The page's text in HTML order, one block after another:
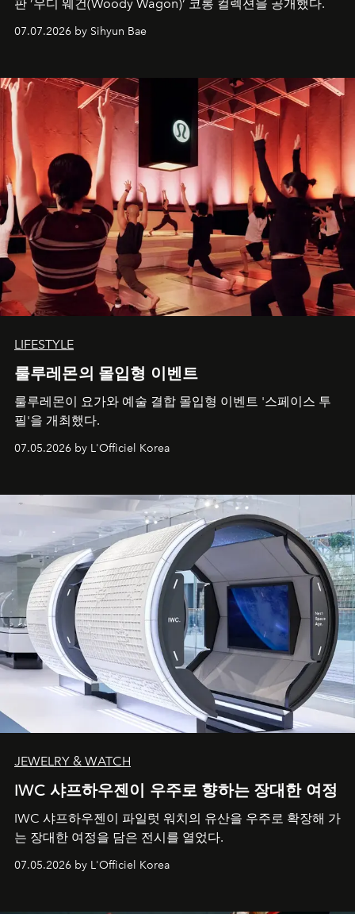
판 ’우디 웨건(Woody Wagon)‘ 코롱 컬렉션을 공개했다.
07.07.2026 by Sihyun Bae
LIFESTYLE
룰루레몬의 몰입형 이벤트
룰루레몬이 요가와 예술 결합 몰입형 이벤트 '스페이스 투
필'을 개최했다.
07.05.2026 by L'Officiel Korea
JEWELRY & WATCH
IWC 샤프하우젠이 우주로 향하는 장대한 여정
IWC 샤프하우젠이 파일럿 워치의 유산을 우주로 확장해 가
는 장대한 여정을 담은 전시를 열었다.
07.05.2026 by L'Officiel Korea